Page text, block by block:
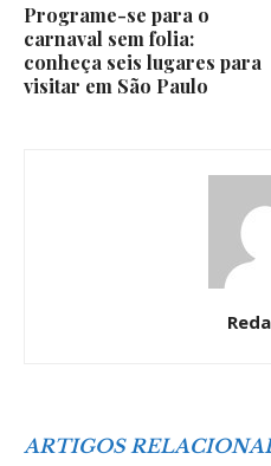
Programe-se para o
carnaval sem folia:
conheça seis lugares para
visitar em São Paulo
ARTIGOS